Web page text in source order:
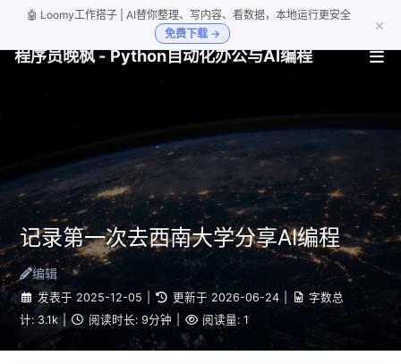
🤖 Loomy工作搭子 | AI替你整理、写内容、看数据，本地运行更安全
免费下载 →
×
程序员晚枫 - Python自动化办公与AI编程
记录第一次去西南大学分享AI编程
编辑
发表于 2025-12-05 更新于 2026-06-24
字数总
计: 3.1k | 阅读时长: 9分钟 阅读量: 1